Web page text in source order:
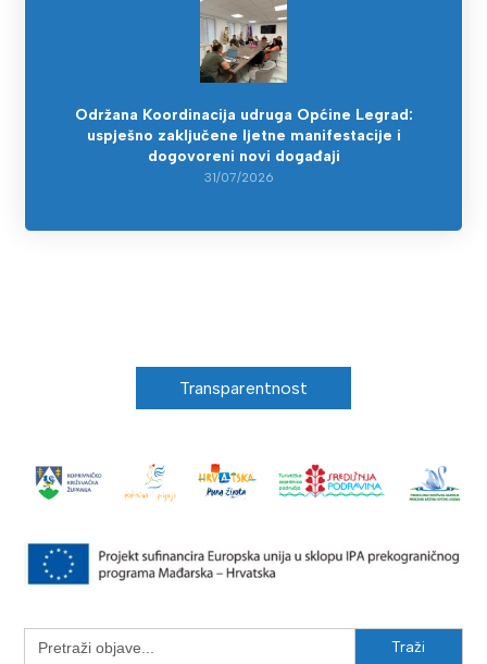
Održana Koordinacija udruga Općine Legrad:
uspješno zaključene ljetne manifestacije i
dogovoreni novi događaji
31/07/2026
Transparentnost
Search
for: